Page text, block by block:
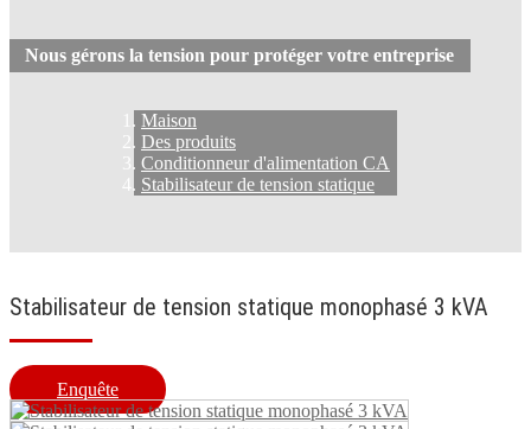
Nous gérons la tension pour protéger votre entreprise
Maison
Des produits
Conditionneur d'alimentation CA
Stabilisateur de tension statique
Stabilisateur de tension statique monophasé 3 kVA
Enquête